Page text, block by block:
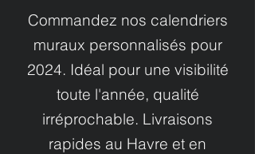
Commandez nos calendriers
muraux personnalisés pour
2024. Idéal pour une visibilité
toute l'année, qualité
irréprochable. Livraisons
rapides au Havre et en